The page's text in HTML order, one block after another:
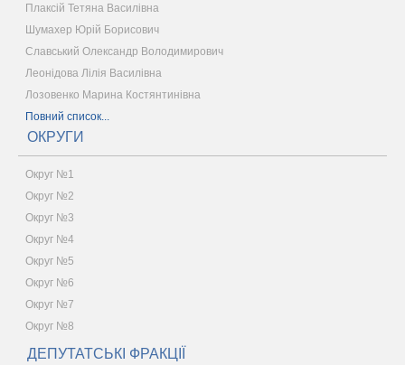
Плаксій Тетяна Василівна
Шумахер Юрій Борисович
Славський Олександр Володимирович
Леонідова Лілія Василівна
Лозовенко Марина Костянтинівна
Повний список...
ОКРУГИ
Округ №1
Округ №2
Округ №3
Округ №4
Округ №5
Округ №6
Округ №7
Округ №8
ДЕПУТАТСЬКІ ФРАКЦІЇ